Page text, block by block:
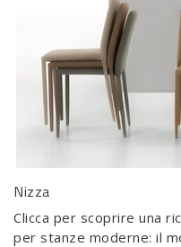
Nizza
Clicca per scoprire una
per stanze moderne: il